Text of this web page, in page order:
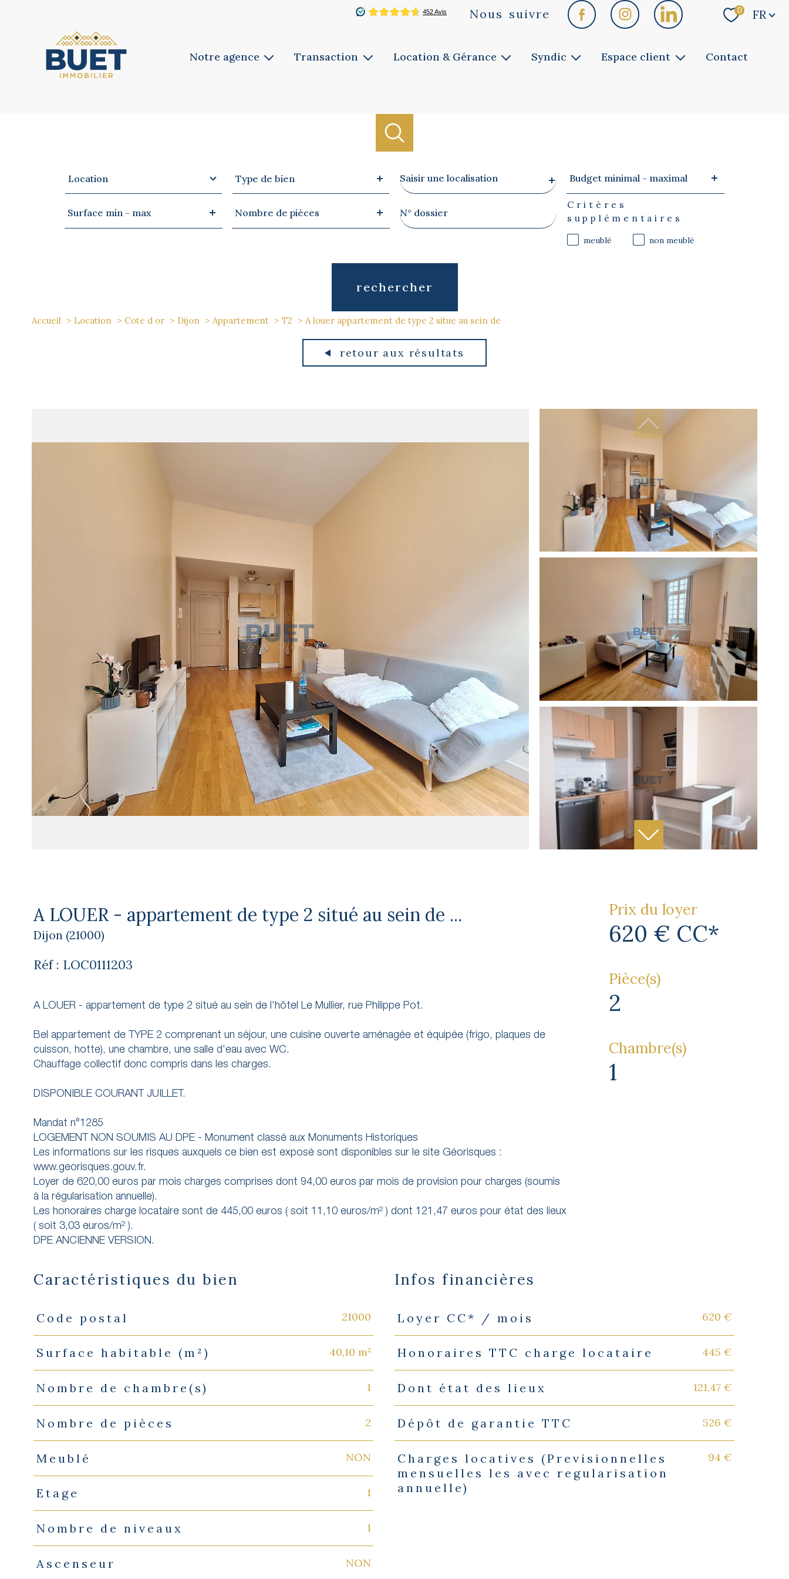
Nous suivre 0 FR
Notre agence Transaction Location & Gérance Syndic Espace client Contact
RECHERCHE
d'offre
Location
de
bien
Type de bien
minimal
-
maximal
Budget minimal - maximal
min
-
Surface min - max
de
pièces
Nombre de pièces
Critères
supplémentaires
meublé non meublé
rechercher
Accueil Location Cote d or Dijon Appartement T2 A louer appartement de type 2 situe au sein de
retour aux résultats
A LOUER - appartement de type 2 situé au sein de ...
Dijon (21000)
Réf : LOC0111203
A LOUER - appartement de type 2 situé au sein de l'hôtel Le Mullier, rue Philippe Pot.
Bel appartement de TYPE 2 comprenant un séjour, une cuisine ouverte aménagée et équipée (frigo, plaques de
cuisson, hotte), une chambre, une salle d'eau avec WC.
Chauffage collectif donc compris dans les charges.
DISPONIBLE COURANT JUILLET.
Mandat n°1285
LOGEMENT NON SOUMIS AU DPE - Monument classé aux Monuments Historiques
Les informations sur les risques auxquels ce bien est exposé sont disponibles sur le site Géorisques :
www.georisques.gouv.fr.
Loyer de 620,00 euros par mois charges comprises dont 94,00 euros par mois de provision pour charges (soumis
à la régularisation annuelle).
Les honoraires charge locataire sont de 445,00 euros ( soit 11,10 euros/m² ) dont 121,47 euros pour état des lieux
( soit 3,03 euros/m² ).
Prix du loyer
620 € CC*
Pièce(s)
2
Chambre(s)
1
Caractéristiques du bien
Caractéristiques Valeurs
Code postal 21000
Surface habitable (m²) 40,10 m²
Nombre de chambre(s) 1
Nombre de pièces 2
Meublé NON
Etage 1
Nombre de niveaux 1
Ascenseur NON
Infos financières
Caractéristiques Valeurs
Loyer CC* / mois 620 €
Honoraires TTC charge locataire 445 €
Dont état des lieux 121,47 €
Dépôt de garantie TTC 526 €
Charges locatives (Previsionnelles
mensuelles les avec regularisation
annuelle)
94 €